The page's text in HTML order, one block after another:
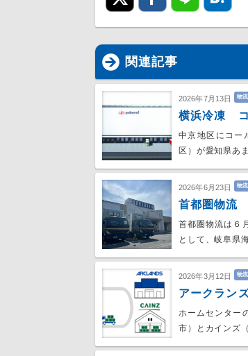
関連記事
2026年7月13日 物
横浜冷凍 コ
中京地区にコー
区）が愛知県あ
2026年6月23日 物
首都圏物流
首都圏物流は６
として、岐阜県
2026年3月12日 物
アークラン
ホームセンター
市）とカインズ